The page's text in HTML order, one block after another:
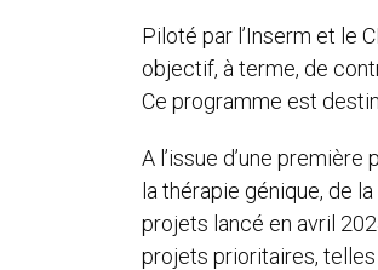
Piloté par l’Inserm et le
objectif, à terme, de
Ce programme est
A l’issue d’une
la thérapie génique, de
projets lancé en avril
projets prioritaires,